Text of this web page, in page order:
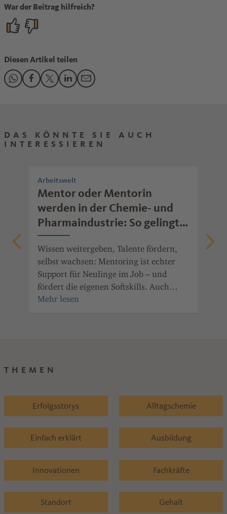
War der Beitrag hilfreich?
Diesen Artikel teilen
Den Beitrag "Mit Rhenoflex wird ein Schuh draus" teilen auf
Den Beitrag "Mit Rhenoflex wird ein Schuh draus"
Den Beitrag "Mit Rhenoflex wird ein Schuh
Den Beitrag "Mit Rhenoflex wird ein Schuh
Den Beitrag "Mit Rhenoflex wird ein
DAS KÖNNTE SIE AUCH
INTERESSIEREN
Arbeitswelt
Mentor oder Mentorin
werden in der Chemie- und
Pharmaindustrie: So gelingt
erfolgreiches Mentoring
Wissen weitergeben, Talente fördern,
selbst wachsen: Mentoring ist echter
Support für Neulinge im Job – und
fördert die eigenen Softskills. Auch
Unternehmen der Chemie- und
THEMEN
Erfolgsstorys Alltagschemie
Einfach erklärt Ausbildung
Innovationen Fachkräfte
Standort Gehalt